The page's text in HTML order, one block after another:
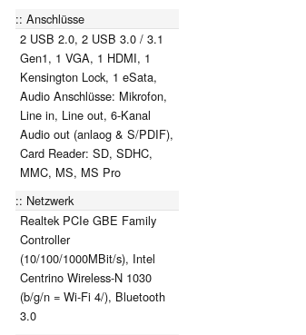
Anschlüsse
2 USB 2.0, 2 USB 3.0 / 3.1
Gen1, 1 VGA, 1 HDMI, 1
Kensington Lock, 1 eSata,
Audio Anschlüsse: Mikrofon,
Line in, Line out, 6-Kanal
Audio out (anlaog & S/PDIF),
Card Reader: SD, SDHC,
MMC, MS, MS Pro
Netzwerk
Realtek PCIe GBE Family
Controller
(10/100/1000MBit/s), Intel
Centrino Wireless-N 1030
(b/g/n = Wi-Fi 4/), Bluetooth
3.0